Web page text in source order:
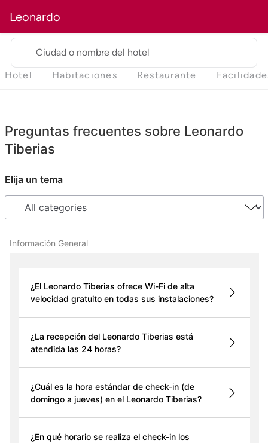
Leonardo
Ciudad o nombre del hotel
Hotel Habitaciones Restaurante
Preguntas frecuentes sobre Leonardo
Tiberias
Elija un tema
Información General
¿El Leonardo Tiberias ofrece Wi-Fi de alta
velocidad gratuito en todas sus instalaciones?
¿La recepción del Leonardo Tiberias está
atendida las 24 horas?
¿Cuál es la hora estándar de check-in (de
domingo a jueves) en el Leonardo Tiberias?
¿En qué horario se realiza el check-in los